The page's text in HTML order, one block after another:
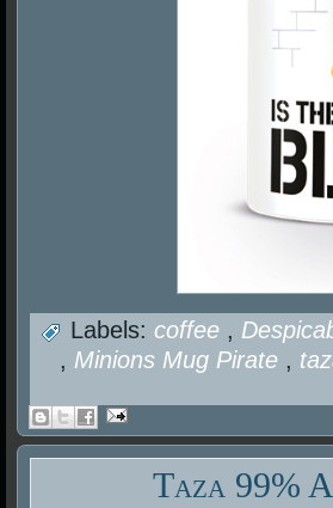
Labels: coffee ,
, Minions Mug Pirate ,
Taza 99%